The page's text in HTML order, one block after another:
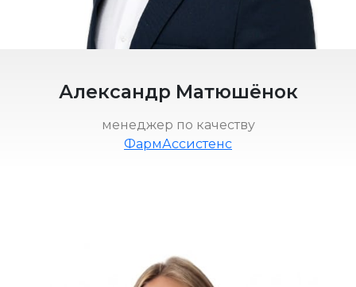
Александр Матюшёнок
менеджер по качеству
ФармАссистенс